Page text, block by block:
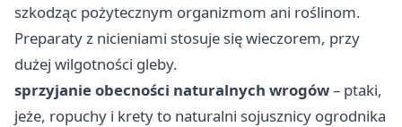
szkodząc pożytecznym organizmom ani roślinom.
Preparaty z nicieniami stosuje się wieczorem, przy
dużej wilgotności gleby.
sprzyjanie obecności naturalnych wrogów– ptaki,
jeże, ropuchy i krety to naturalni sojusznicy ogrodnika